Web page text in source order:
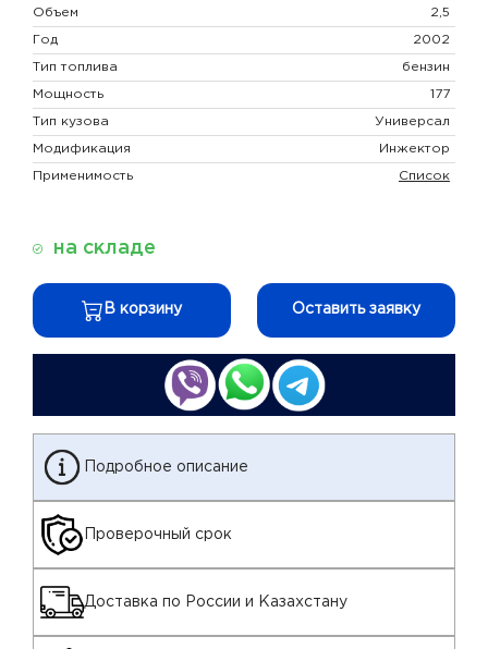
Объем 2,5
Год 2002
Тип топлива бензин
Мощность 177
Тип кузова Универсал
Модификация Инжектор
Применимость Список
на складе
В корзину Оставить заявку
Подробное описание
Проверочный срок
Доставка по России и Казахстану